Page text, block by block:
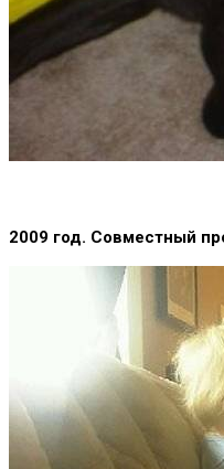
2009 год. Совместный